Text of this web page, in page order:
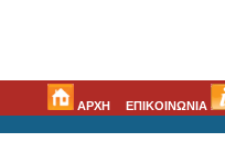
ΑΡΧΗ ΕΠΙΚΟΙΝΩΝΙΑ